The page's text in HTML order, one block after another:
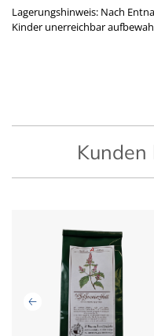
Lagerungshinweis: Nach
Kinder unerreichbar
Kunden